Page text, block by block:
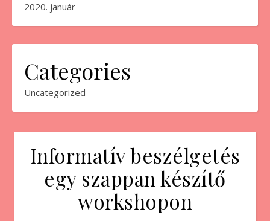
2020. január
Categories
Uncategorized
Informatív beszélgetés
egy szappan készítő
workshopon